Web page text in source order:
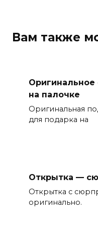
Вам также
Оригинальное
на палочке
Оригинальная
для подарка на
Открытка —
Открытка с
оригинально.